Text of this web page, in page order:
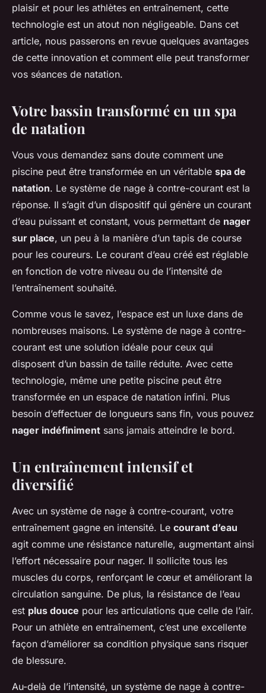
plaisir et pour les athlètes en entraînement, cette
technologie est un atout non négligeable. Dans cet
article, nous passerons en revue quelques avantages
de cette innovation et comment elle peut transformer
vos séances de natation.
Votre bassin transformé en un spa
de natation
Vous vous demandez sans doute comment une
piscine peut être transformée en un véritable spa de
natation. Le système de nage à contre-courant est la
réponse. Il s’agit d’un dispositif qui génère un courant
d’eau puissant et constant, vous permettant de nager
sur place, un peu à la manière d’un tapis de course
pour les coureurs. Le courant d’eau créé est réglable
en fonction de votre niveau ou de l’intensité de
l’entraînement souhaité.
Comme vous le savez, l’espace est un luxe dans de
nombreuses maisons. Le système de nage à contre-
courant est une solution idéale pour ceux qui
disposent d’un bassin de taille réduite. Avec cette
technologie, même une petite piscine peut être
transformée en un espace de natation infini. Plus
besoin d’effectuer de longueurs sans fin, vous pouvez
nager indéfiniment sans jamais atteindre le bord.
Un entraînement intensif et
diversifié
Avec un système de nage à contre-courant, votre
entraînement gagne en intensité. Le courant d’eau
agit comme une résistance naturelle, augmentant ainsi
l’effort nécessaire pour nager. Il sollicite tous les
muscles du corps, renforçant le cœur et améliorant la
circulation sanguine. De plus, la résistance de l’eau
est plus douce pour les articulations que celle de l’air.
Pour un athlète en entraînement, c’est une excellente
façon d’améliorer sa condition physique sans risquer
de blessure.
Au-delà de l’intensité, un système de nage à contre-